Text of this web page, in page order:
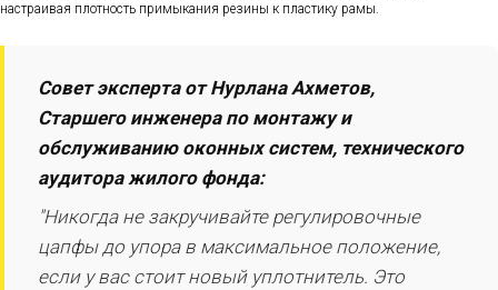
настраивая плотность примыкания резины к пластику рамы.
Совет эксперта от Нурлана Ахметов,
Старшего инженера по монтажу и
обслуживанию оконных систем, технического
аудитора жилого фонда:
"Никогда не закручивайте регулировочные
цапфы до упора в максимальное положение,
если у вас стоит новый уплотнитель. Это